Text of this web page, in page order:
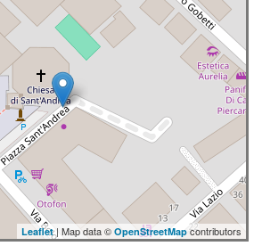
Leaflet| Map data © OpenStreetMapcontributors